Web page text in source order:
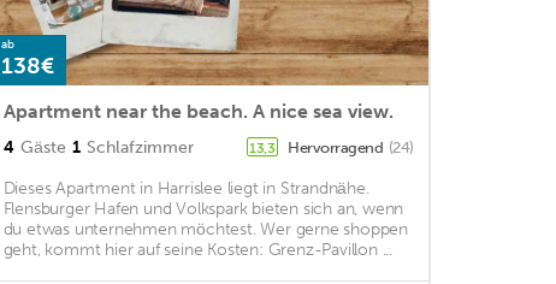
ab
138€
Apartment near the beach. A nice sea view.
4 Gäste 1 Schlafzimmer 13,3 Hervorragend (24)
Dieses Apartment in Harrislee liegt in Strandnähe.
Flensburger Hafen und Volkspark bieten sich an, wenn
du etwas unternehmen möchtest. Wer gerne shoppen
geht, kommt hier auf seine Kosten: Grenz-Pavillon ...